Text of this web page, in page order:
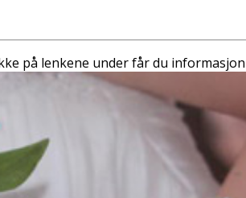
på lenkene under får du